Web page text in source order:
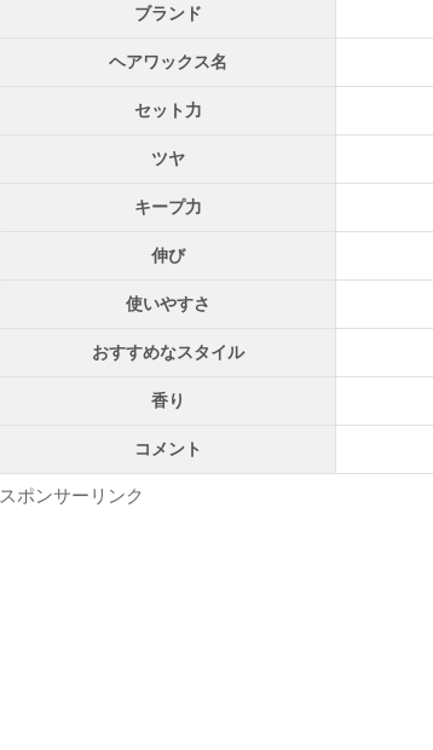
ブランド
ヘアワックス名
セット力
ツヤ
キープ力
伸び
使いやすさ
おすすめなスタイル
香り
コメント
スポンサーリンク